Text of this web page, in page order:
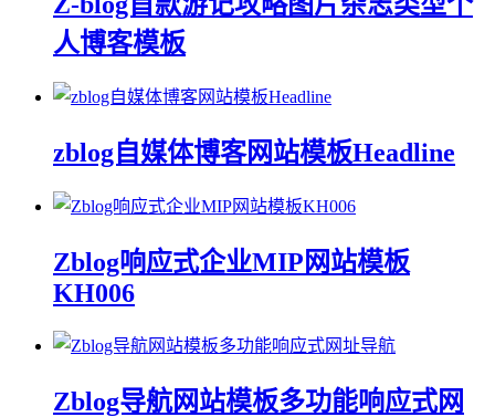
人博客模板
zblog自媒体博客网站模板Headline
Zblog响应式企业MIP网站模板
KH006
Zblog导航网站模板多功能响应式网